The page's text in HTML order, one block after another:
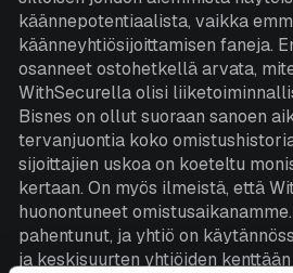
käännepotentiaalista, vaikka
käänneyhtiösijoittamisen faneja.
osanneet ostohetkellä arvata,
WithSecurella olisi
Bisnes on ollut suoraan sanoen
tervanjuontia koko
sijoittajien uskoa on koeteltu
kertaan. On myös ilmeistä, että
huonontuneet
pahentunut, ja yhtiö on
ja keskisuurten yhtiöiden